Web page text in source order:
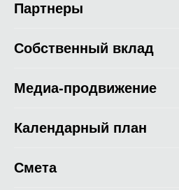
Партнеры
Собственный вклад
Медиа-продвижение
Календарный план
Смета